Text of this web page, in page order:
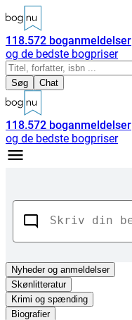
118.572 boganmeldelser
og de bedste bogpriser
Søg Chat
118.572 boganmeldelser
og de bedste bogpriser
Nyhederog anmeldelser
Skønlitteratur
Krimi og spænding
Biografier